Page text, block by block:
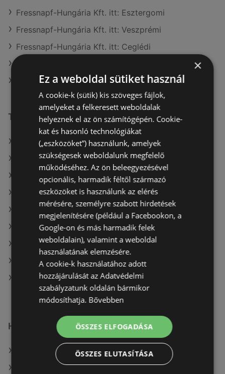
Fressnapf-Hungária Kft. itt: Esztergomi
Fressnapf-Hungária Kft. itt: Veszprémi
Fressnapf-Hungária Kft. itt: Ceglédi
Fressnapf-Hungária Kft. itt: Szombathelyi
További linkek
A(z) Fressnapf-Hungária Kft. ajánlatai
A(z) ALDI ajánlatai
A(z) Reál ajánlatai
A(z) ÁRKLUB aktuális akciós újságjai
A(z) Coop aktuális akciós újságjai
A(z) Chef Market aktuális akciós újságjai
A(z) Penny-Market Kft. aktuális akciós újságjai
A(z) Reál aktuális akciós újságjai
A(z) Fressnapf-Hungária Kft. üzletei itt: Sopron-
Fertődi
Hasonló kiskereskedők
A(z) COOP Szolnok Zrt. ajánlatai
A(z) Penny-Market Kft. ajánlatai
×
Ez a weboldal sütiket használ
A cookie-k (sütik) kis szöveges fájlok,
amelyeket a felkeresett weboldalak
helyeznek el az ön számítógépén. Cookie-
kat és hasonló technológiákat
(„eszközöket”) használunk, amelyek
szükségesek weboldalunk megfelelő
működéséhez. Az ön beleegyezésével
opcionális, harmadik féltől származó
eszközöket is használunk az elérés
mérésére, személyre szabott hirdetések
megjelenítésére (például a Facebookon, a
Google-on és más harmadik felek
weboldalain), valamint a weboldal
használatának elemzésére.
A cookie-k használatához adott
hozzájárulását az Adatvédelmi
szabályzatunk oldalán bármikor
módosíthatja. Bővebben
ÖSSZES ELFOGADÁSA
ÖSSZES ELUTASÍTÁSA